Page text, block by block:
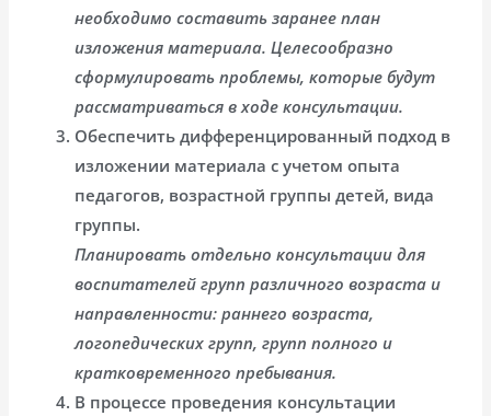
необходимо составить заранее план
изложения материала. Целесообразно
сформулировать проблемы, которые будут
рассматриваться в ходе консультации.
Обеспечить дифференцированный подход в
изложении материала с учетом опыта
педагогов, возрастной группы детей, вида
группы.
Планировать отдельно консультации для
воспитателей групп различного возраста и
направленности: раннего возраста,
логопедических групп, групп полного и
кратковременного пребывания.
В процессе проведения консультации